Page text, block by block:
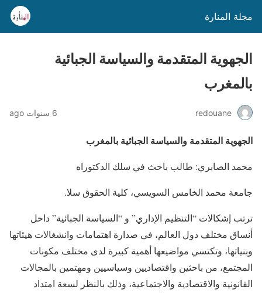
مجلة المنارة
الجهوية المتقدمة والسياسة الجبائية
بالمغرب
redouane 6 سنوات ago
الجهوية المتقدمة والسياسة الجبائية بالمغرب
محمد الصابري: طالب باحث في سلك الدكتوراه
جامعة محمد الخامس السويسي، كلية الحقوق سلا.
ترتب إشكالات “التنظيم الإداري” و “السياسة الجبائية” داخل
أنساق مختلف دول العالم، في صدارة اهتمامات وانشغالات هيئاتها
وبنياتها، وتكتسي مواضيعها أهمية كبيرة لدى مختلف مكونات
المجتمع، من باحثين واقتصاديين وسياسيين ومهتمين بالمجالات
القانونية والاقتصادية والاجتماعية، وذلك بالنظر لسعة امتداد